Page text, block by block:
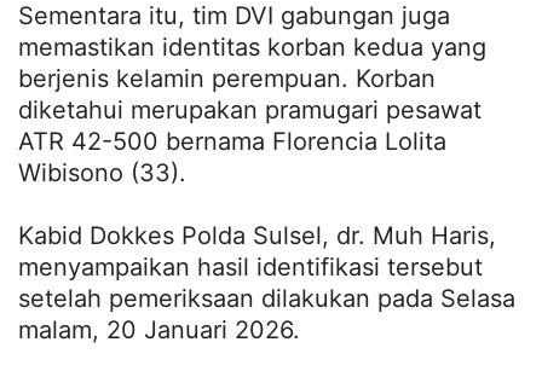
Sementara itu, tim DVI gabungan juga
memastikan identitas korban kedua yang
berjenis kelamin perempuan. Korban
diketahui merupakan pramugari pesawat
ATR 42-500 bernama Florencia Lolita
Wibisono (33).
Kabid Dokkes Polda Sulsel, dr. Muh Haris,
menyampaikan hasil identifikasi tersebut
setelah pemeriksaan dilakukan pada Selasa
malam, 20 Januari 2026.